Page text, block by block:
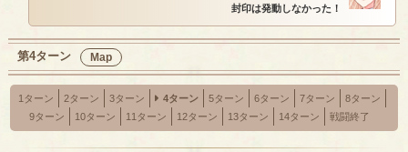
封印は発動しなかった！
第4ターン Map
1ターン 2ターン 3ターン 4ターン 5ターン 6ターン 7ターン
8ターン
9ターン
10ターン 11ターン 12ターン 13ターン 14ターン 戦闘終了